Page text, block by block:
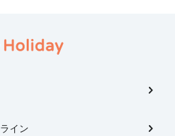
イン